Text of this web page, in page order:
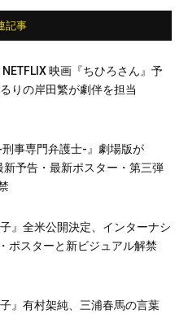
記事
映画『ちひろさん』予
りの岸田繁が劇伴を担当
事専門弁護士-』劇場版が
新予告・最新ポスター・第三弾
子』全米公開決定、インターナシ
ポスターと新ビジュアル解禁
子』有村架純、三浦春馬の言葉